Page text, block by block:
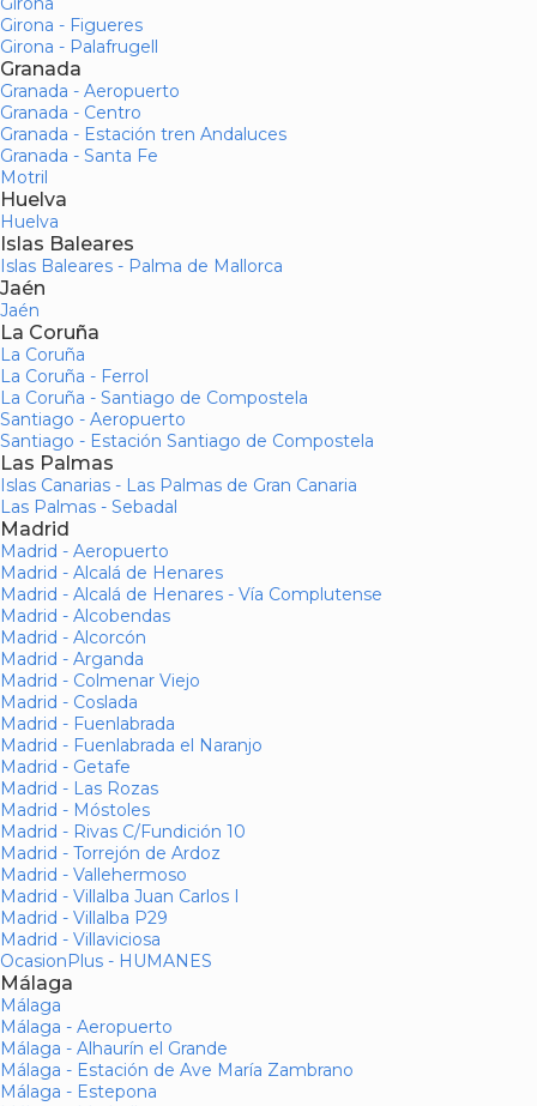
Girona - Figueres
Girona - Palafrugell
Granada
Granada - Aeropuerto
Granada - Centro
Granada - Estación tren Andaluces
Granada - Santa Fe
Motril
Huelva
Huelva
Islas Baleares
Islas Baleares - Palma de Mallorca
Jaén
Jaén
La Coruña
La Coruña
La Coruña - Ferrol
La Coruña - Santiago de Compostela
Santiago - Aeropuerto
Santiago - Estación Santiago de Compostela
Las Palmas
Islas Canarias - Las Palmas de Gran Canaria
Las Palmas - Sebadal
Madrid
Madrid - Aeropuerto
Madrid - Alcalá de Henares
Madrid - Alcalá de Henares - Vía Complutense
Madrid - Alcobendas
Madrid - Alcorcón
Madrid - Arganda
Madrid - Colmenar Viejo
Madrid - Coslada
Madrid - Fuenlabrada
Madrid - Fuenlabrada el Naranjo
Madrid - Getafe
Madrid - Las Rozas
Madrid - Móstoles
Madrid - Rivas C/Fundición 10
Madrid - Torrejón de Ardoz
Madrid - Vallehermoso
Madrid - Villalba Juan Carlos I
Madrid - Villalba P29
Madrid - Villaviciosa
OcasionPlus - HUMANES
Málaga
Málaga
Málaga - Aeropuerto
Málaga - Alhaurín el Grande
Málaga - Estación de Ave María Zambrano
Málaga - Estepona